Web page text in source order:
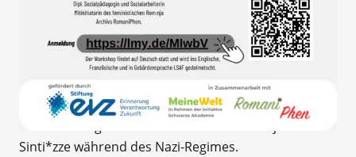
Die PLACE e.V lädt Sie zu einer weiteren
Veranstaltung im Rahmen ihres Projekts “Flinmi”
(Erinnere dich an mich, Erinnere mich daran) ein.
Sinti*zze während des Nazi-Regimes.